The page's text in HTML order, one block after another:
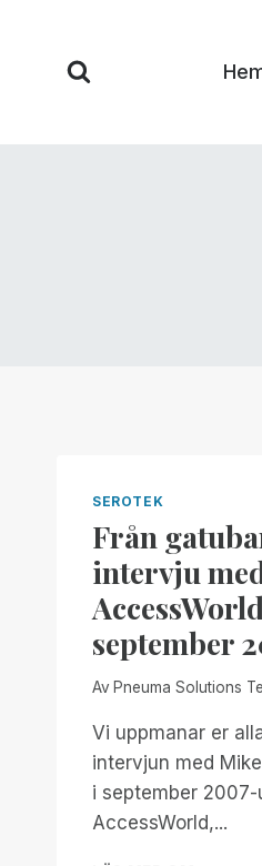
innehåll
SEROTEK
Från
intervju
september
Av Pneuma Solutions
Vi uppmanar er
intervjun med
i september
AccessWorld,...